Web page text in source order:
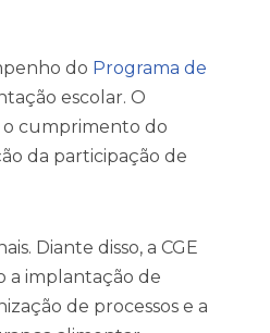
do Programa de
escolar. O
o cumprimento do
da participação de
Diante disso, a CGE
a implantação de
de processos e a